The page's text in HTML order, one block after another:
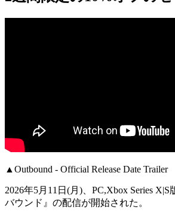
▲Outbound - Official Release Date Trailer
2026年5月11日(月)、 PC,Xbox Series X|S
バウンド』 の配信が開始された。